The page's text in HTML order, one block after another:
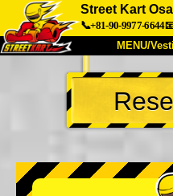
Street Kart
📞+81-90-9977-6644
MENU/
Over Ons
Bedrijf